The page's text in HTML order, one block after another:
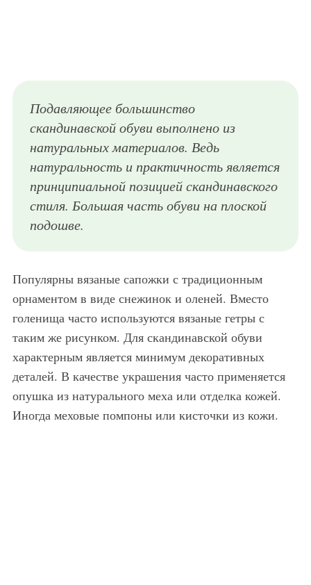
Подавляющее большинство
скандинавской обуви выполнено из
натуральных материалов. Ведь
натуральность и практичность является
принципиальной позицией скандинавского
стиля. Большая часть обуви на плоской
подошве.
Популярны вязаные сапожки с традиционным
орнаментом в виде снежинок и оленей. Вместо
голенища часто используются вязаные гетры с
таким же рисунком. Для скандинавской обуви
характерным является минимум декоративных
деталей. В качестве украшения часто применяется
опушка из натурального меха или отделка кожей.
Иногда меховые помпоны или кисточки из кожи.